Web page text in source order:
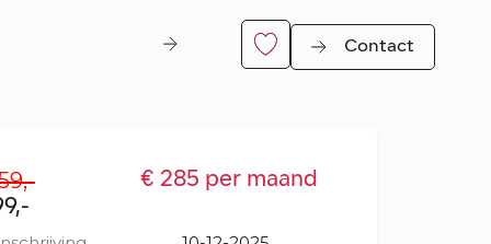
Contact
€ 285 per maand